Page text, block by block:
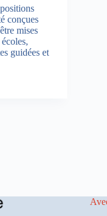
conçues
mises
guidées et